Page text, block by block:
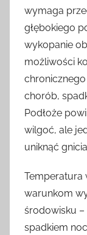
wymaga
głębokiego
wykopanie
możliwości
chorób,
Podłoże
wilgoć, ale
uniknąć
Temperatura
warunkom
środowisku –
spadkiem